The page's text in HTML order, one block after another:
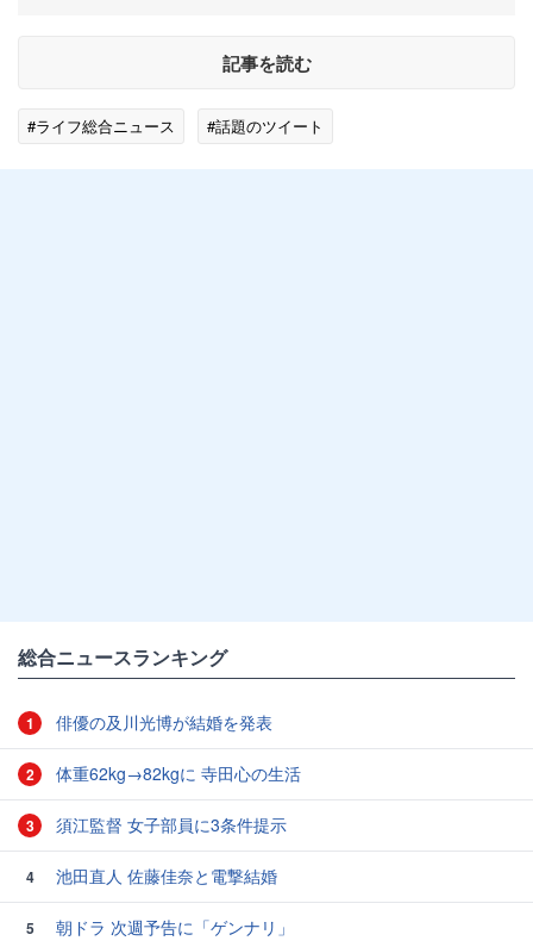
記事を読む
#ライフ総合ニュース #話題のツイート
総合ニュースランキング
1 俳優の及川光博が結婚を発表
2 体重62kg→82kgに 寺田心の生活
3 須江監督 女子部員に3条件提示
4 池田直人 佐藤佳奈と電撃結婚
5 朝ドラ 次週予告に「ゲンナリ」